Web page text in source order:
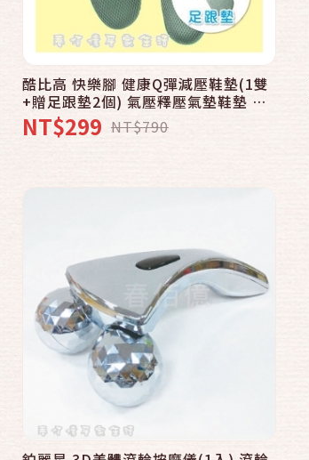
酷比高 快樂腳 健康Q彈減壓鞋墊(1雙
+贈足跟墊2個) 氣壓釋壓氣墊鞋墊 抗
震除臭抗菌防霉 台灣製造
NT$299 NT$790
快速結帳
加入購物車